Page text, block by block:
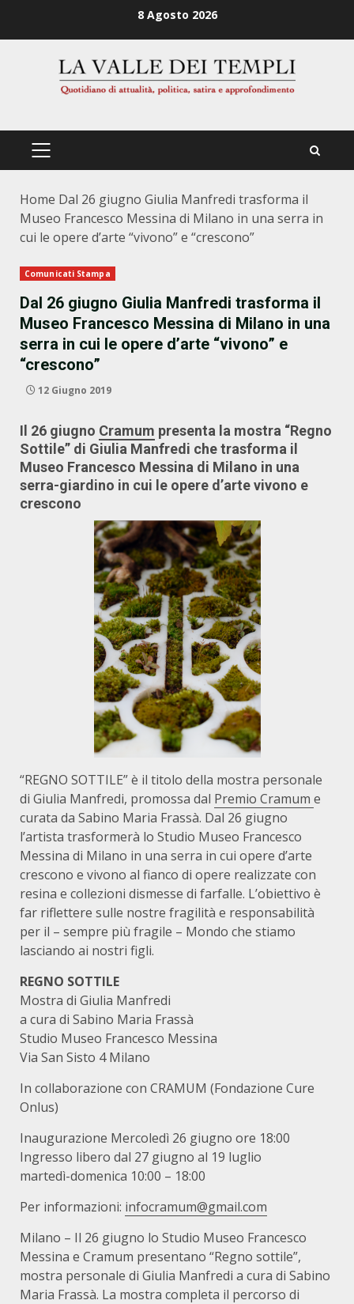
8 Agosto 2026
PRIMÄRES
Home Dal 26 giugno Giulia Manfredi trasforma il
Museo Francesco Messina di Milano in una serra in
cui le opere d’arte “vivono” e “crescono”
Comunicati Stampa
Dal 26 giugno Giulia Manfredi trasforma il
Museo Francesco Messina di Milano in una
serra in cui le opere d’arte “vivono” e
“crescono”
12 Giugno 2019
Il 26 giugno Cramum presenta la mostra “Regno
Sottile” di Giulia Manfredi che trasforma il
Museo Francesco Messina di Milano in una
serra-giardino in cui le opere d’arte vivono e
crescono
“REGNO SOTTILE” è il titolo della mostra personale
di Giulia Manfredi, promossa dal Premio Cramum e
curata da Sabino Maria Frassà. Dal 26 giugno
l’artista trasformerà lo Studio Museo Francesco
Messina di Milano in una serra in cui opere d’arte
crescono e vivono al fianco di opere realizzate con
resina e collezioni dismesse di farfalle. L’obiettivo è
far riflettere sulle nostre fragilità e responsabilità
per il – sempre più fragile – Mondo che stiamo
lasciando ai nostri figli.
REGNO SOTTILE
Mostra di Giulia Manfredi
a cura di Sabino Maria Frassà
Studio Museo Francesco Messina
Via San Sisto 4 Milano
In collaborazione con CRAMUM (Fondazione Cure
Onlus)
Inaugurazione Mercoledì 26 giugno ore 18:00
Ingresso libero dal 27 giugno al 19 luglio
martedì-domenica 10:00 – 18:00
Per informazioni: infocramum@gmail.com
Milano – Il 26 giugno lo Studio Museo Francesco
Messina e Cramum presentano “Regno sottile”,
mostra personale di Giulia Manfredi a cura di Sabino
Maria Frassà. La mostra completa il percorso di